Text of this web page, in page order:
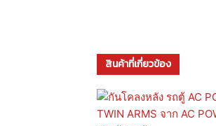
สินค้าที่เกี่ยวข้อง